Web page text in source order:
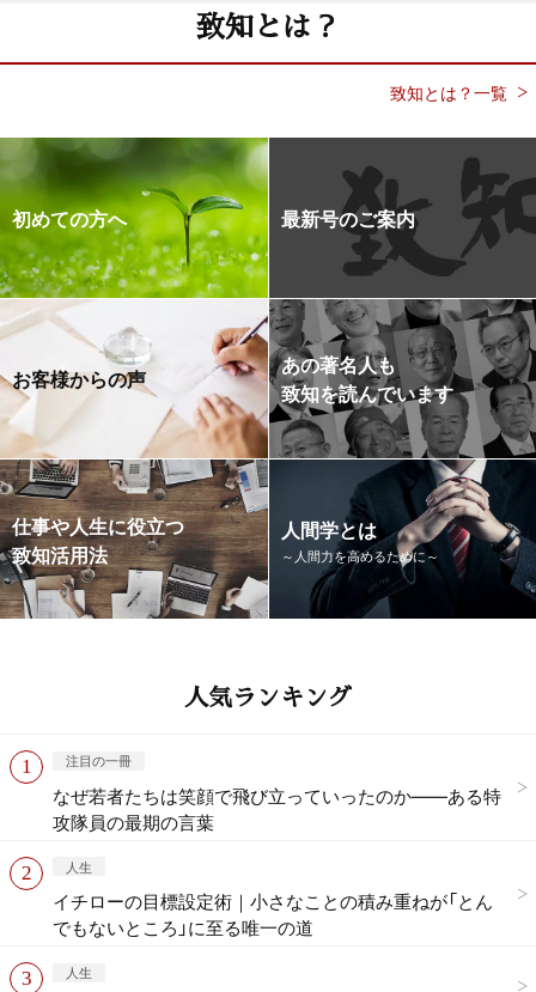
致知とは？
致知とは？一覧
初めての方へ 最新号のご案内
お客様からの声
あの著名人も
致知を読んでいます
仕事や人生に役立つ
致知活用法
人間学とは
～人間力を高めるために～
人気ランキング
注目の一冊
なぜ若者たちは笑顔で飛び立っていったのか——ある特
攻隊員の最期の言葉
人生
イチローの目標設定術｜小さなことの積み重ねが「とん
でもないところ」に至る唯一の道
人生